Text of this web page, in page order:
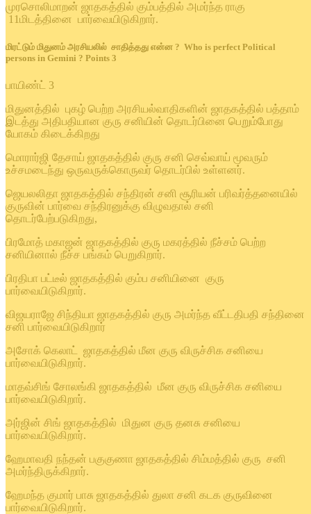
முரசொலிமாறன் ஜாதகத்தில் கும்பத்தில் அமர்ந்த ராகு
11மிடத்தினை பார்வையிடுகிறார்.
மிரட்டும் மிதுனம் அரசியலில் சாதித்தது என்ன ? Who is perfect Political
persons in Gemini ? Points 3
பாயிண்ட் 3
மிதுனத்தில் புகழ் பெற்ற அரசியல்வாதிகளின் ஜாதகத்தில் பத்தாம்
இடத்து அதிபதியான குரு சனியின் தொடர்பினை பெறும்போது
யோகம் கிடைக்கிறது
மொரார்ஜி தேசாய் ஜாதகத்தில் குரு சனி செவ்வாய் மூவரும்
உச்சமடைந்து ஒருவருக்கொருவர் தொடர்பில் உள்ளனர்.
ஜெயலலிதா ஜாதகத்தில் சந்திரன் சனி சூரியன் பரிவர்த்தனையில்
குருவின் பார்வை சந்திரனுக்கு விழுவதால் சனி
தொடர்பேற்படுகிறது,
பிரமோத் மகாஜன் ஜாதகத்தில் குரு மகரத்தில் நீச்சம் பெற்ற
சனியினால் நீச்ச பங்கம் பெறுகிறார்.
பிரதிபா பட்டீல் ஜாதகத்தில் கும்ப சனியினை குரு
பார்வையிடுகிறார்.
விஜயராஜே சிந்தியா ஜாதகத்தில் குரு அமர்ந்த வீட்டதிபதி சந்தினை
சனி பார்வையிடுகிறார்
அசோக் கெலாட் ஜாதகத்தில் மீன குரு விருச்சிக சனியை
பார்வையிடுகிறார்.
மாதவ்சிங் சோலங்கி ஜாதகத்தில் மீன குரு விருச்சிக சனியை
பார்வையிடுகிறார்.
அர்ஜின் சிங் ஜாதகத்தில் மிதுன குரு தனசு சனியை
பார்வையிடுகிறார்.
ஹேமாவதி நந்தன் பகுகுணா ஜாதகத்தில் சிம்மத்தில் குரு சனி
அமர்ந்திருக்கிறார்.
ஹேமந்த குமார் பாசு ஜாதகத்தில் துலா சனி கடக குருவினை
பார்வையிடுகிறார்.